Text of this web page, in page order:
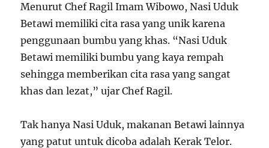
Menurut Chef Ragil Imam Wibowo, Nasi Uduk
Betawi memiliki cita rasa yang unik karena
penggunaan bumbu yang khas. “Nasi Uduk
Betawi memiliki bumbu yang kaya rempah
sehingga memberikan cita rasa yang sangat
khas dan lezat,” ujar Chef Ragil.
Tak hanya Nasi Uduk, makanan Betawi lainnya
yang patut untuk dicoba adalah Kerak Telor.